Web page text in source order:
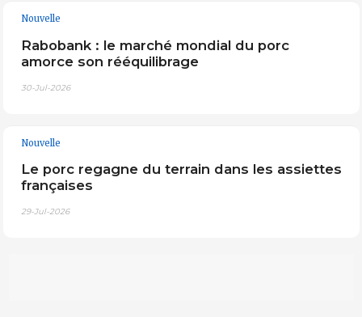
Nouvelle
Rabobank : le marché mondial du porc
amorce son rééquilibrage
30-Jul-2026
Nouvelle
Le porc regagne du terrain dans les assiettes
françaises
29-Jul-2026